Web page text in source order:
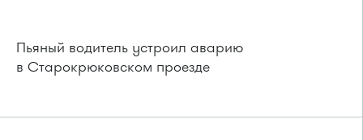
Пьяный водитель устроил аварию
в Старокрюковском проезде